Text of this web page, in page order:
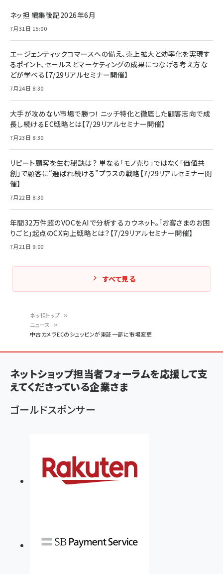
ン
く
ず
ネッ担トップ
ニュース
中古カメラECのシュッピンが東証一部に市場変更
ネッ担 編集後記2026年6月
7月31日 15:00
エージェンティックコマースへの備え、売上拡大と効率化を実現す
るポイント、セールスとマーケティングの成果につなげる考え方な
どが学べる【7/29リアルセミナー開催】
7月24日 8:30
大手が攻めない市場で勝つ！ ニッチ特化と徹底した顧客志向で成
長し続けるEC戦略とは【7/29リアルセミナー開催】
7月23日 8:30
リピート顧客を生む秘訣は？ 単なる「モノ売り」ではなく「価値共
創」で顧客に“選ばれ続ける”プラスの戦略【7/29リアルセミナー開
催】
7月22日 8:30
年間32万件超のVOCをAIで分析するカウネット。「お客さまのお困
りごと」起点のCX向上戦略とは？【7/29リアルセミナー開催】
7月21日 9:00
すべて見る
ネットショップ担当者フォーラムを応援して支
えてくださっている企業さま
ゴールドスポンサー